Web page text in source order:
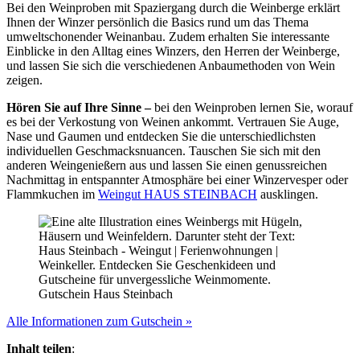
Bei den Weinproben mit Spaziergang durch die Weinberge erklärt
Ihnen der Winzer persönlich die Basics rund um das Thema
umweltschonender Weinanbau. Zudem erhalten Sie interessante
Einblicke in den Alltag eines Winzers, den Herren der Weinberge,
und lassen Sie sich die verschiedenen Anbaumethoden von Wein
zeigen.
Hören Sie auf Ihre Sinne –bei den Weinproben lernen Sie, worauf
es bei der Verkostung von Weinen ankommt. Vertrauen Sie Auge,
Nase und Gaumen und entdecken Sie die unterschiedlichsten
individuellen Geschmacksnuancen. Tauschen Sie sich mit den
anderen Weingenießern aus und lassen Sie einen genussreichen
Nachmittag in entspannter Atmosphäre bei einer Winzervesper oder
Flammkuchen im Weingut HAUS STEINBACH ausklingen.
Gutschein Haus Steinbach
Alle Informationen zum Gutschein »
Inhalt teilen: